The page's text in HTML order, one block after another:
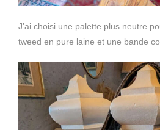
J’ai choisi une palette plus neutre
tweed en pure laine et une bande